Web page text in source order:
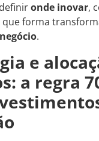
onde inovar,
que forma
.
e
a regra